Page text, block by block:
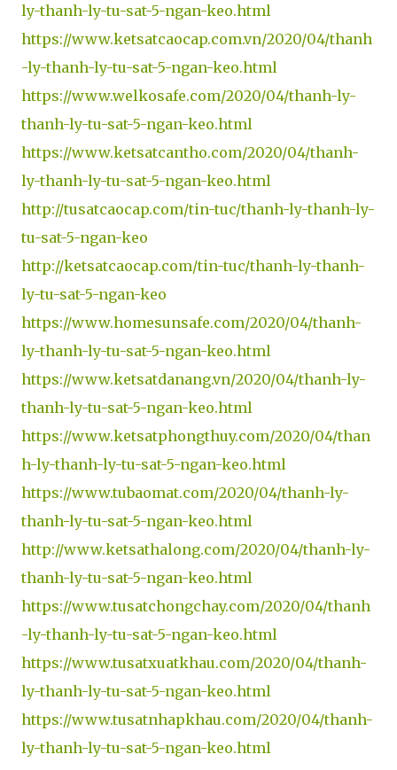
ly-thanh-ly-tu-sat-5-ngan-keo.html
https://www.ketsatcaocap.com.vn/2020/04/thanh
-ly-thanh-ly-tu-sat-5-ngan-keo.html
https://www.welkosafe.com/2020/04/thanh-ly-
thanh-ly-tu-sat-5-ngan-keo.html
https://www.ketsatcantho.com/2020/04/thanh-
ly-thanh-ly-tu-sat-5-ngan-keo.html
http://tusatcaocap.com/tin-tuc/thanh-ly-thanh-ly-
tu-sat-5-ngan-keo
http://ketsatcaocap.com/tin-tuc/thanh-ly-thanh-
ly-tu-sat-5-ngan-keo
https://www.homesunsafe.com/2020/04/thanh-
ly-thanh-ly-tu-sat-5-ngan-keo.html
https://www.ketsatdanang.vn/2020/04/thanh-ly-
thanh-ly-tu-sat-5-ngan-keo.html
https://www.ketsatphongthuy.com/2020/04/than
h-ly-thanh-ly-tu-sat-5-ngan-keo.html
https://www.tubaomat.com/2020/04/thanh-ly-
thanh-ly-tu-sat-5-ngan-keo.html
http://www.ketsathalong.com/2020/04/thanh-ly-
thanh-ly-tu-sat-5-ngan-keo.html
https://www.tusatchongchay.com/2020/04/thanh
-ly-thanh-ly-tu-sat-5-ngan-keo.html
https://www.tusatxuatkhau.com/2020/04/thanh-
ly-thanh-ly-tu-sat-5-ngan-keo.html
https://www.tusatnhapkhau.com/2020/04/thanh-
ly-thanh-ly-tu-sat-5-ngan-keo.html